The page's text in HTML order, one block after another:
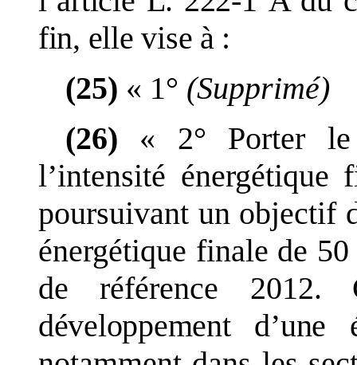
fin, elle vise à :
(25) « 1° (Supprimé)
(26) « 2°
Porter
l’intensité énergétique
poursuivant un objectif
énergétique finale de 50
de référence
2012.
développement d’une